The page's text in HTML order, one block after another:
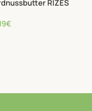
RIZES
€